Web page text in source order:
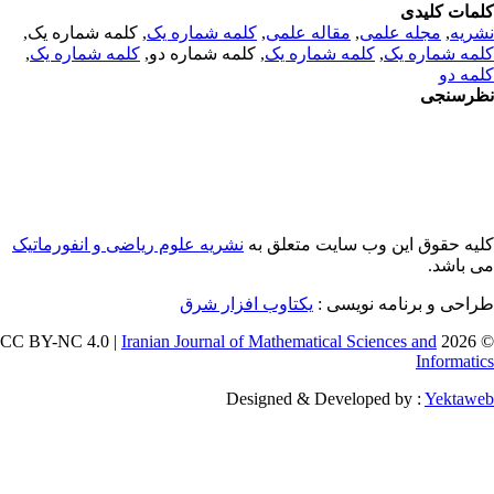
کلیدی
,مجله علمی, مقاله علمی, کلمه شماره یک, کلمه شماره یک,
شماره یک,کلمه شماره یک, کلمه شماره دو,کلمه شماره یک,
دو
حقوق این وب سایت متعلق بهنشریه علوم ریاضی و انفورماتیک
باشد.
و برنامه نویسی : یکتاوب افزار شرق
©
Iranian Journal of Mathematical Sciences and
Designed & Developed by :